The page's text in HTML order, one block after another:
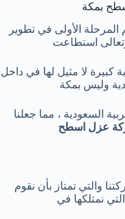
بمكة
الأولى في تطوير
استطاعت
كبيرة لا مثيل لها في داخل
وليس بمكة
السعودية ، مما جعلنا
عزل اسطح
والتي تمتاز بأن نقوم
نمتلكها في